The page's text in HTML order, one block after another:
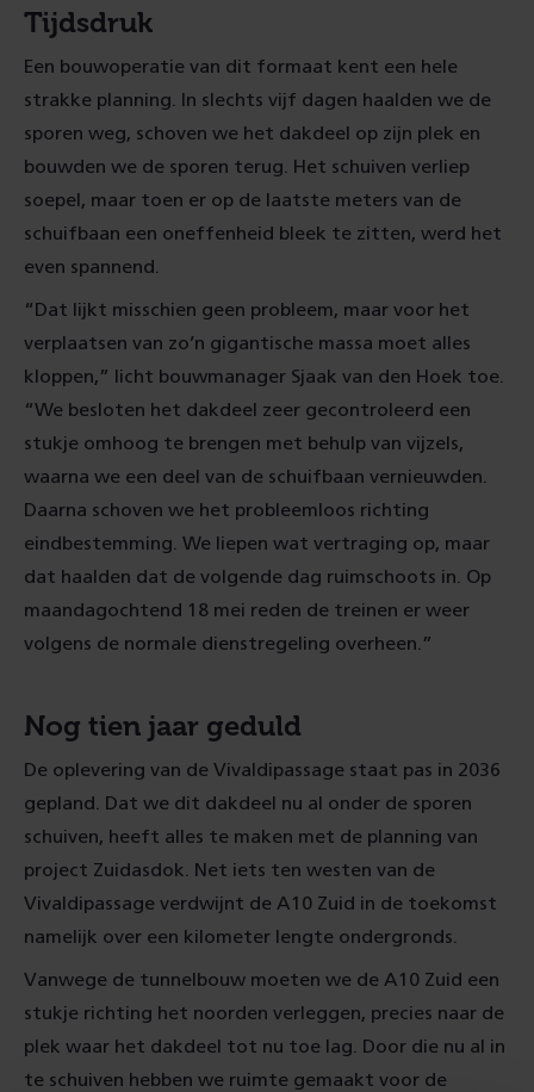
Tijdsdruk
Een bouwoperatie van dit formaat kent een hele
strakke planning. In slechts vijf dagen haalden we de
sporen weg, schoven we het dakdeel op zijn plek en
bouwden we de sporen terug. Het schuiven verliep
soepel, maar toen er op de laatste meters van de
schuifbaan een oneffenheid bleek te zitten, werd het
even spannend.
“Dat lijkt misschien geen probleem, maar voor het
verplaatsen van zo’n gigantische massa moet alles
kloppen,” licht bouwmanager Sjaak van den Hoek toe.
“We besloten het dakdeel zeer gecontroleerd een
stukje omhoog te brengen met behulp van vijzels,
waarna we een deel van de schuifbaan vernieuwden.
Daarna schoven we het probleemloos richting
eindbestemming. We liepen wat vertraging op, maar
dat haalden dat de volgende dag ruimschoots in. Op
maandagochtend 18 mei reden de treinen er weer
volgens de normale dienstregeling overheen.”
Nog tien jaar geduld
De oplevering van de Vivaldipassage staat pas in 2036
gepland. Dat we dit dakdeel nu al onder de sporen
schuiven, heeft alles te maken met de planning van
project Zuidasdok. Net iets ten westen van de
Vivaldipassage verdwijnt de A10 Zuid in de toekomst
namelijk over een kilometer lengte ondergronds.
Vanwege de tunnelbouw moeten we de A10 Zuid een
stukje richting het noorden verleggen, precies naar de
plek waar het dakdeel tot nu toe lag. Door die nu al in
te schuiven hebben we ruimte gemaakt voor de